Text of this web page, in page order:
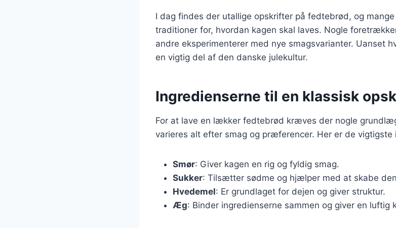
I dag findes der utallige opskrifter på fedtebrød, og
traditioner for, hvordan kagen skal laves. Nogle
andre eksperimenterer med nye smagsvarianter. Uanset
en vigtig del af den danske julekultur.
Ingredienserne til en klassisk
For at lave en lækker fedtebrød kræves der nogle
varieres alt efter smag og præferencer. Her er de vigtigste
Smør: Giver kagen en rig og fyldig smag.
Sukker: Tilsætter sødme og hjælper med at skabe
Hvedemel: Er grundlaget for dejen og giver struktur.
Æg: Binder ingredienserne sammen og giver en luftig